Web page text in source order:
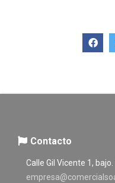
Contacto
Calle Gil Vicente 1,